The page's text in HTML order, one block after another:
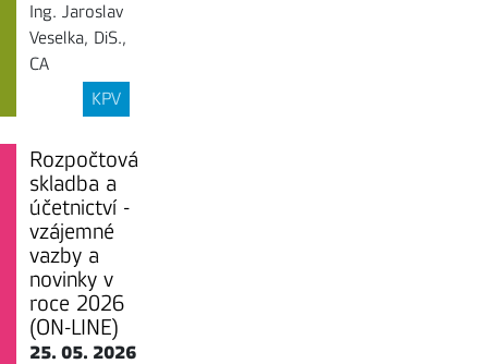
Ing. Jaroslav
Veselka, DiS.,
CA
KPV
Rozpočtová
skladba a
účetnictví -
vzájemné
vazby a
novinky v
roce 2026
(ON-LINE)
25. 05. 2026